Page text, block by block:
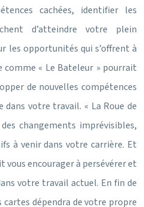
cachées, identifier les
d’atteindre votre plein
les opportunités qui s’offrent à
comme « Le Bateleur » pourrait
de nouvelles compétences
votre travail. « La Roue de
changements imprévisibles,
à venir dans votre carrière. Et
vous encourager à persévérer et
votre travail actuel. En fin de
dépendra de votre propre